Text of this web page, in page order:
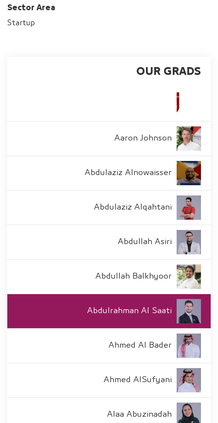
OUR GRADS
Aaron Johnson
Abdulaziz Alnowaisser
Abdulaziz Alqahtani
Abdullah Asiri
Abdullah Balkhyoor
Abdulrahman Al Saati
Ahmed Al Bader
Ahmed AlSufyani
Alaa Abuzinadah
Sector Area
Startup